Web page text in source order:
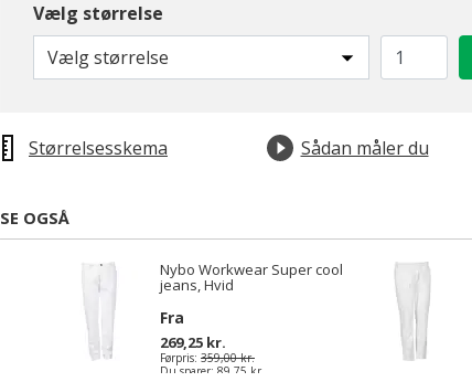
Vælg størrelse
Vælg størrelse
Størrelsesskema Sådan måler du
SE OGSÅ
Nybo Workwear Super cool
jeans, Hvid
Fra
269,25 kr.
Førpris: 359,00 kr.
Du sparer: 89,75 kr.